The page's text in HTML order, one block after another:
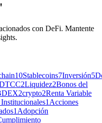
con DeFi. Mantente
10Stablecoins7Inversión5
2Liquidez2Bonos del
2crypto2Renta Variable
1 Acciones
1 Adopción